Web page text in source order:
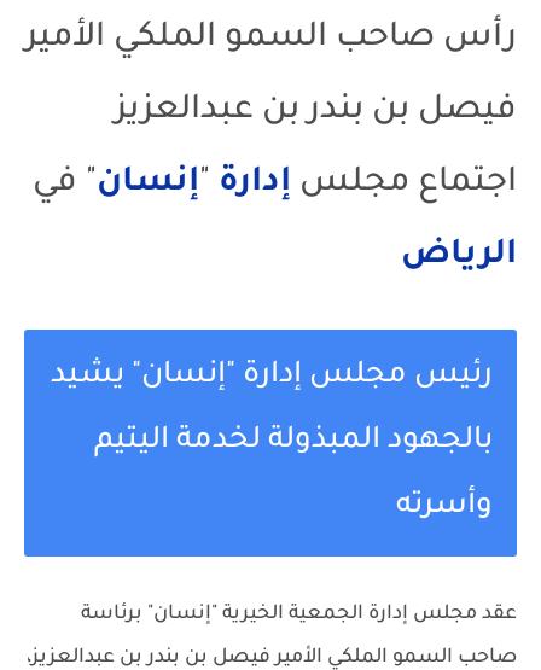
رأس صاحب السمو الملكي الأمير
فيصل بن بندر بن عبدالعزيز
اجتماع مجلس إدارة "إنسان" في
الرياض
رئيس مجلس إدارة "إنسان" يشيد
بالجهود المبذولة لخدمة اليتيم
وأسرته
عقد مجلس إدارة الجمعية الخيرية "إنسان" برئاسة
صاحب السمو الملكي الأمير فيصل بن بندر بن عبدالعزيز،